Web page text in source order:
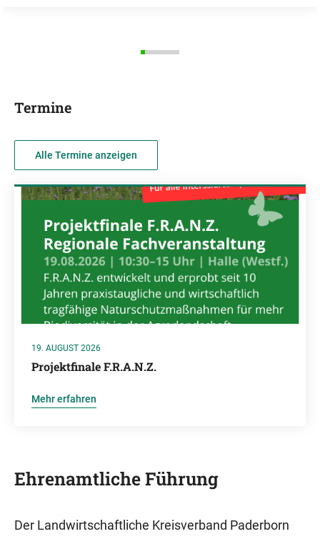
Termine
Alle Termine anzeigen
19. AUGUST 2026
Projektfinale F.R.A.N.Z.
Mehr erfahren
Ehrenamtliche Führung
Der Landwirtschaftliche Kreisverband Paderborn